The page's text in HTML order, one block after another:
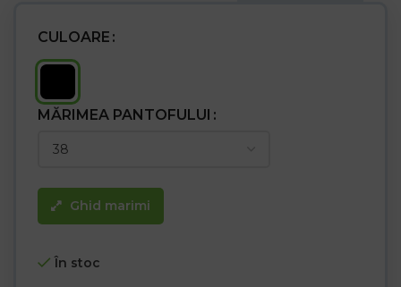
CULOARE
MĂRIMEA PANTOFULUI
Ghid marimi
În stoc